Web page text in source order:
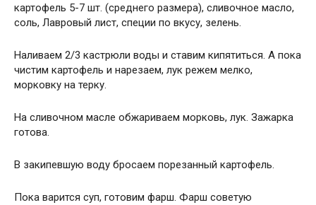
картофель 5-7 шт. (среднего размера), сливочное масло,
соль, Лавровый лист, специи по вкусу, зелень.
Наливаем 2/3 кастрюли воды и ставим кипятиться. А пока
чистим картофель и нарезаем, лук режем мелко,
морковку на терку.
На сливочном масле обжариваем морковь, лук. Зажарка
готова.
В закипевшую воду бросаем порезанный картофель.
Пока варится суп, готовим фарш. Фарш советую